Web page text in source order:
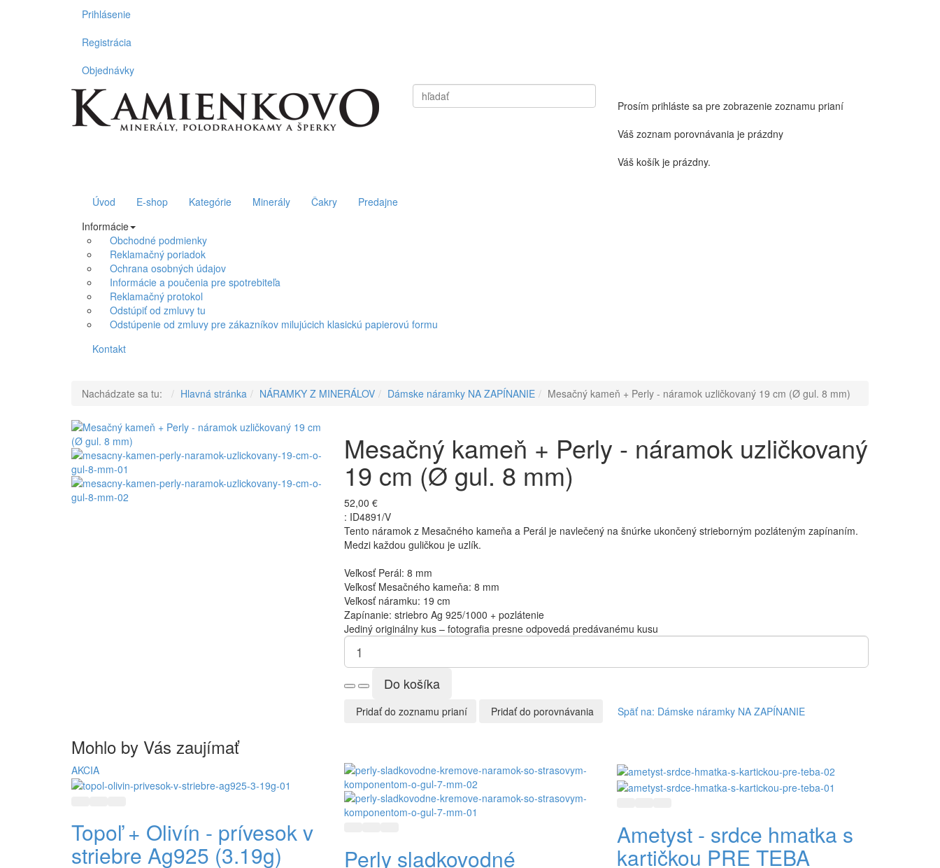
Prihlásenie
Registrácia
Objednávky
Vyhľadať
Prosím prihláste sa pre zobrazenie zoznamu prianí
Váš zoznam porovnávania je prázdny
Váš košík je prázdny.
Úvod E-shop Kategórie Minerály Čakry
Predajne
Informácie
Obchodné podmienky
Reklamačný poriadok
Ochrana osobných údajov
Informácie a poučenia pre spotrebiteľa
Reklamačný protokol
Odstúpiť od zmluvy tu
Odstúpenie od zmluvy pre zákazníkov milujúcich klasickú papierovú formu
Kontakt
Nachádzate sa tu: Hlavná stránka NÁRAMKY Z MINERÁLOV Dámske náramky NA ZAPÍNANIE Mesačný kameň + Perly - náramok uzličkovaný 19 cm (Ø gul. 8 mm)
Mesačný kameň + Perly - náramok uzličkovaný
19 cm (Ø gul. 8 mm)
52,00 €
: ID4891/V
Tento náramok z Mesačného kameňa a Perál je navlečený na šnúrke ukončený strieborným pozláteným zapínaním.
Medzi každou guličkou je uzlík.
Veľkosť Perál: 8 mm
Veľkosť Mesačného kameňa: 8 mm
Veľkosť náramku: 19 cm
Zapínanie: striebro Ag 925/1000 + pozlátenie
Jediný originálny kus – fotografia presne odpovedá predávanému kusu
Pridať do zoznamu prianí Pridať do porovnávania Späť na: Dámske náramky NA ZAPÍNANIE
Mohlo by Vás zaujímať
AKCIA
Topoľ + Olivín - prívesok v
striebre Ag925 (3.19g) Perly sladkovodné
Ametyst - srdce hmatka s
kartičkou PRE TEBA